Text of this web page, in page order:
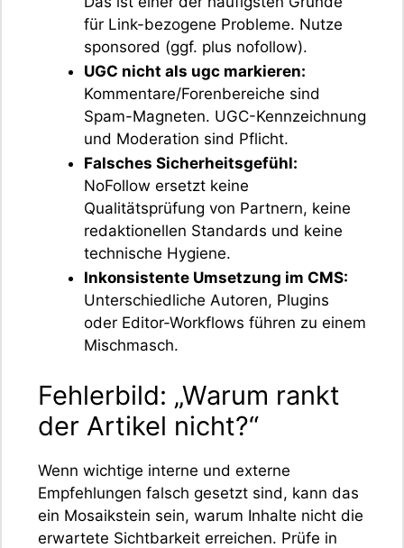
für Link-bezogene Probleme. Nutze
sponsored (ggf. plus nofollow).
UGC nicht als ugc markieren:
Kommentare/Forenbereiche sind
Spam-Magneten. UGC-Kennzeichnung
und Moderation sind Pflicht.
Falsches Sicherheitsgefühl:
NoFollow ersetzt keine
Qualitätsprüfung von Partnern, keine
redaktionellen Standards und keine
technische Hygiene.
Inkonsistente Umsetzung im CMS:
Unterschiedliche Autoren, Plugins
oder Editor-Workflows führen zu einem
Mischmasch.
Fehlerbild: „Warum rankt
der Artikel nicht?“
Wenn wichtige interne und externe
Empfehlungen falsch gesetzt sind, kann das
ein Mosaikstein sein, warum Inhalte nicht die
erwartete Sichtbarkeit erreichen. Prüfe in